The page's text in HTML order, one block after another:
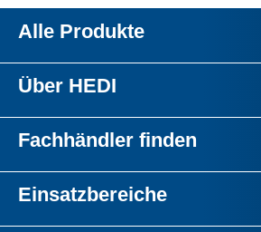
Alle Produkte
Über HEDI
Fachhändler finden
Einsatzbereiche